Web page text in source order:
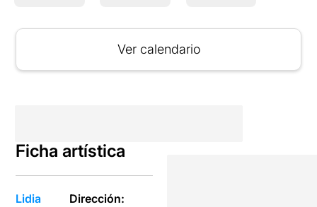
Ver calendario
Ficha artística
Lidia
Dirección: